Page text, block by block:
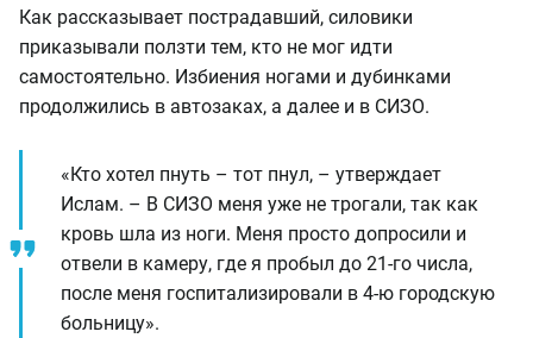
Как рассказывает пострадавший, силовики
приказывали ползти тем, кто не мог идти
самостоятельно. Избиения ногами и дубинками
продолжились в автозаках, а далее и в СИЗО.
«Кто хотел пнуть – тот пнул, – утверждает
Ислам. – В СИЗО меня уже не трогали, так как
кровь шла из ноги. Меня просто допросили и
отвели в камеру, где я пробыл до 21-го числа,
после меня госпитализировали в 4-ю городскую
больницу».